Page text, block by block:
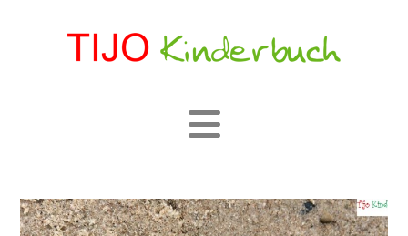
Navigation